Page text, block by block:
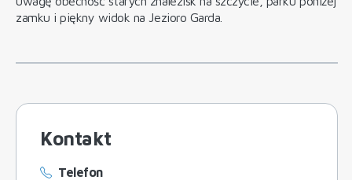
zamku i piękny widok na Jezioro Garda.
Kontakt
Telefon